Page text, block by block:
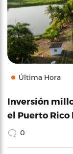
Última Hora
Inversión
el Puerto Rico
0